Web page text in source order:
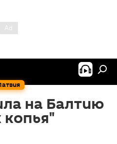
на Балтию